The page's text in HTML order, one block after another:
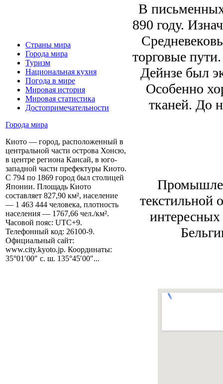
Страны мира
Города мира
Туризм
Национальная кухня
Погода в мире
Мировая история
Мировая статистика
Достопримечательности
Города мира
Киото — город, расположенный в
центральной части острова Хонсю,
в центре региона Кансай, в юго-
западной части префектуры Киото.
С 794 по 1869 город был столицей
Японии. Площадь Киото
составляет 827,90 км², население
— 1 463 444 человека, плотность
населения — 1767,66 чел./км².
Часовой пояс: UTC+9.
Телефонный код: 26100-9.
Официальный сайт:
www.city.kyoto.jp. Координаты:
35°01′00″ с. ш. 135°45′00″...
В
890 году.
торговые
Дейнзе был
Особенно
тканей. До
текстильной
интересных